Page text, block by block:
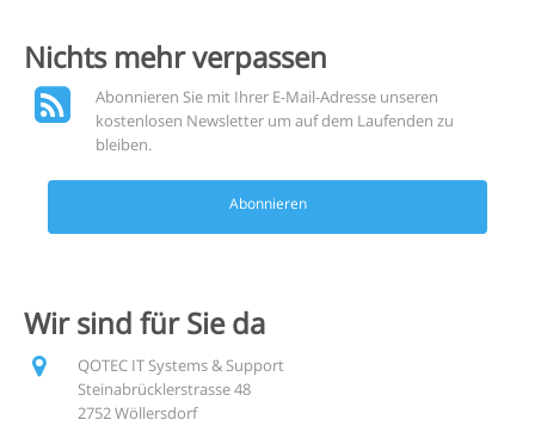
Nichts mehrverpassen
Abonnieren Sie mit Ihrer E-Mail-Adresse unseren
kostenlosen Newsletter um auf dem Laufenden zu
bleiben.
Abonnieren
Wir sind für Sieda
QOTEC IT Systems & Support
Steinabrücklerstrasse 48
2752 Wöllersdorf